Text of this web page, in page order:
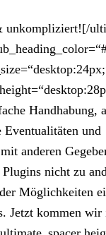
unkompliziert![/
Handhabung,
und
anderen
nicht zu
Möglichkeiten
Jetzt kommen wir